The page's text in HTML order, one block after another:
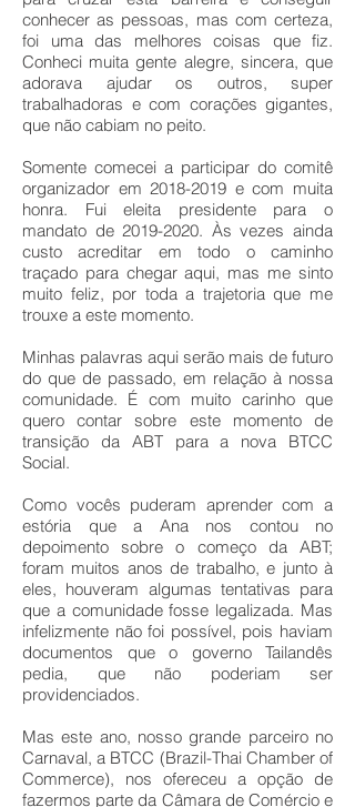
conhecer as pessoas, mas com certeza,
foi uma das melhores coisas que fiz.
Conheci muita gente alegre, sincera, que
adorava ajudar os outros, super
trabalhadoras e com corações gigantes,
que não cabiam no peito.
Somente comecei a participar do comitê
organizador em2018-2019 e com muita
honra. Fui eleita presidente para o
mandato de2019-2020. Às vezes ainda
custo acreditar em todo o caminho
traçado para chegar aqui, mas me sinto
muito feliz, por toda a trajetoria que me
trouxe a este momento.
Minhas palavras aqui serão mais de futuro
do que de passado, em relação à nossa
comunidade. É com muito carinho que
quero contar sobre este momento de
transição da ABT para a nova BTCC
Social.
Como vocês puderam aprender com a
estória que a Ana nos contou no
depoimento sobre o começo da ABT;
foram muitos anos de trabalho, e junto à
eles, houveram algumas tentativas para
que a comunidade fosse legalizada. Mas
infelizmente não foi possível, pois haviam
documentos que o governo Tailandês
pedia, que não poderiam ser
providenciados.
Mas este ano, nosso grande parceiro no
Carnaval, a BTCC (Brazil-Thai Chamber of
Commerce), nos ofereceu a opção de
fazermos parte da Câmara de Comércio e